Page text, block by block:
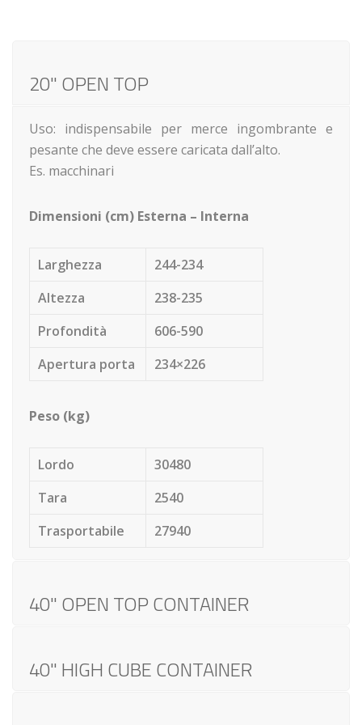
20" OPEN TOP
Uso: indispensabile per merce ingombrante e
pesante che deve essere caricata dall’alto.
Es. macchinari
Dimensioni (cm) Esterna – Interna
Larghezza
244-234
Altezza
238-235
Profondità
606-590
Apertura porta
234×226
Peso (kg)
Lordo
30480
Tara
2540
Trasportabile
27940
40" OPEN TOP CONTAINER
40" HIGH CUBE CONTAINER